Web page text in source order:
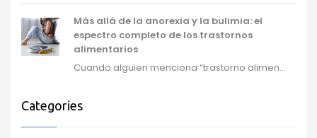
Más allá de la anorexia y la bulimia: el
espectro completo de los trastornos
alimentarios
Cuando alguien menciona “trastorno alimen...
Categories